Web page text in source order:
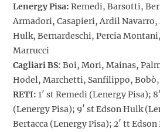
Lenergy Pisa: Remedi, Barsotti,
Armadori, Casapieri, Ardil Navarro,
Hulk, Bernardeschi, Percia
Marrucci
Cagliari BS: Boi, Mori, Mainas,
Hodel, Marchetti, Sanfilippo, Bobò,
RETI: 1′ st Remedi (Lenergy Pisa);
(Lenergy Pisa); 9′ st Edson Hulk
Bertacca (Lenergy Pisa); 2′ tt